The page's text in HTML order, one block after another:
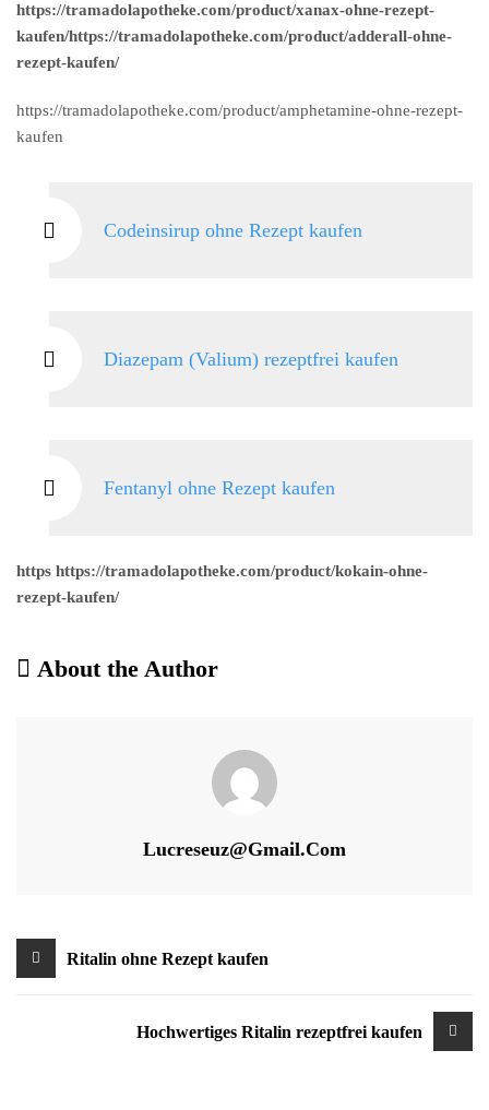
https://tramadolapotheke.com/product/xanax-ohne-rezept-
kaufen/https://tramadolapotheke.com/product/adderall-ohne-
rezept-kaufen/
https://tramadolapotheke.com/product/amphetamine-ohne-rezept-
kaufen
Codeinsirup ohne Rezept kaufen
Diazepam (Valium) rezeptfrei kaufen
Fentanyl ohne Rezept kaufen
https https://tramadolapotheke.com/product/kokain-ohne-
rezept-kaufen/
About the Author
Lucreseuz@gmail.com
Beitragsnavigation
Ritalin ohne Rezept kaufen
Hochwertiges Ritalin rezeptfrei kaufen